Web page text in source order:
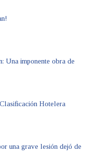
Una imponente obra de
Hotelera
una grave lesión dejó de